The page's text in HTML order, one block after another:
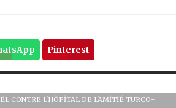
Pinterest
CONTRE L'HÔPITAL DE L'AMITIÉ TURCO-